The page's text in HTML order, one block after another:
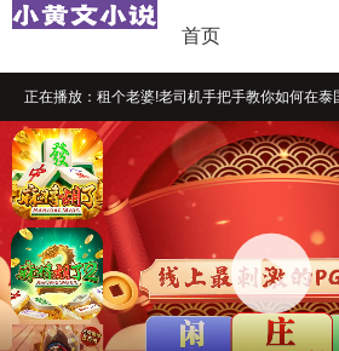
首页
正在播放：租个老婆!老司机手把手教你如何在泰
播放卡顿时，请做适当缓冲
如果觉得不错，请点击下方横幅广告注册支持，